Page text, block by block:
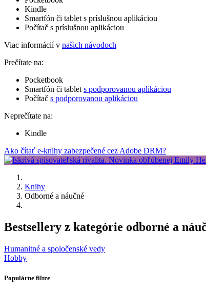
Kindle
Smartfón či tablet s príslušnou aplikáciou
Počítač s príslušnou aplikáciou
Viac informácií v našich návodoch
Prečítate na:
Pocketbook
Smartfón či tablet s podporovanou aplikáciou
Počítač s podporovanou aplikáciou
Neprečítate na:
Kindle
Ako čítať e-knihy zabezpečené cez Adobe DRM?
Knihy
Odborné a náučné
Bestsellery z kategórie odborné a
Humanitné a spoločenské vedy
Hobby
Populárne filtre